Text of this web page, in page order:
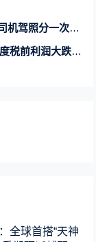
照分一次性扣光
利润大跌10.7%
全球首搭“天神